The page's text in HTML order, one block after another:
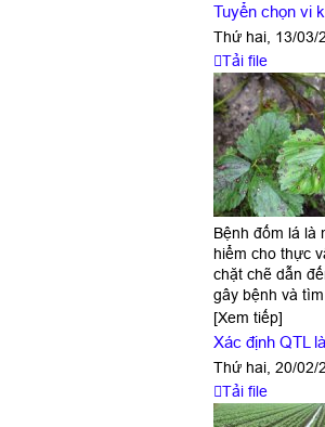
Tuyển chọn vi
Thứ hai, 13/03/
Tải file
Bệnh đốm lá là
hiểm cho thực v
chặt chẽ dẫn đế
gây bệnh và
[Xem tiếp]
Xác định QTL
Thứ hai, 20/02/
Tải file